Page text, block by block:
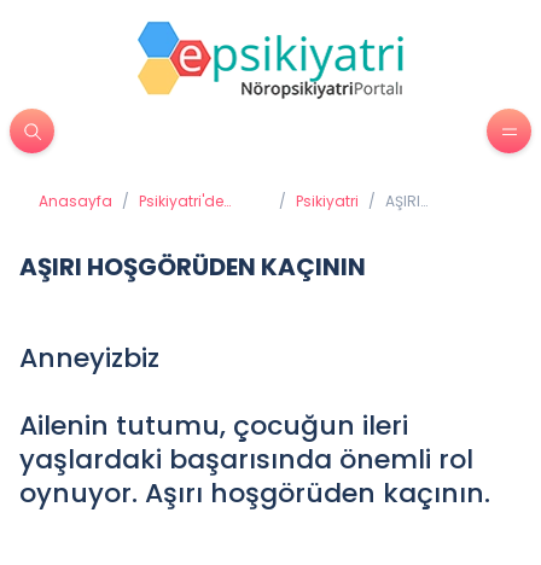
Anasayfa / Psikiyatri'de
/ Psikiyatri / AŞIRI
AŞIRI HOŞGÖRÜDEN KAÇININ
Anneyizbiz
Ailenin tutumu, çocuğun ileri
yaşlardaki başarısında önemli rol
oynuyor. Aşırı hoşgörüden kaçının.